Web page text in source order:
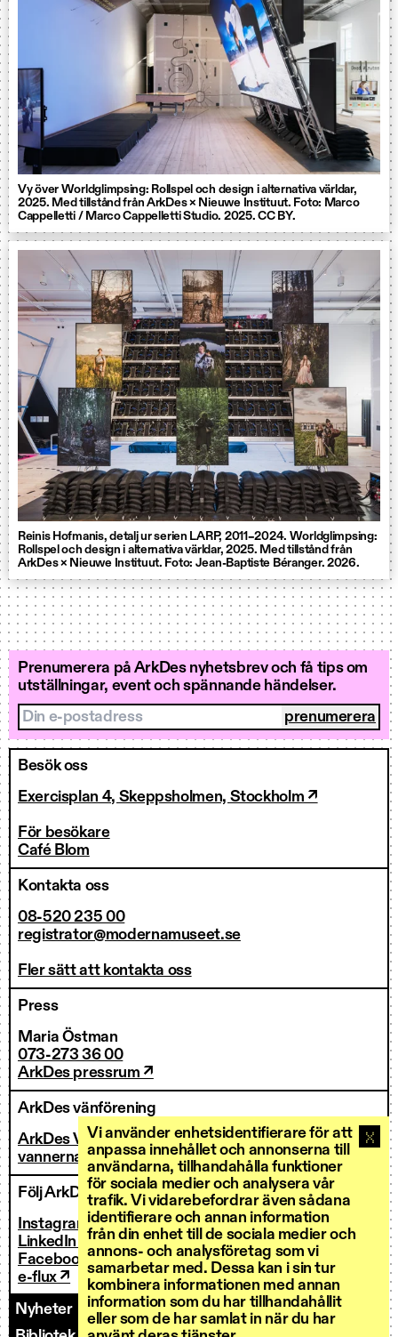
Vi använder enhetsidentifierare för att
anpassa innehållet och annonserna till
användarna, tillhandahålla funktioner
för sociala medier och analysera vår
trafik. Vi vidarebefordrar även sådana
identifierare och annan information
från din enhet till de sociala medier och
annons- och analysföretag som vi
samarbetar med. Dessa kan i sin tur
kombinera informationen med annan
information som du har tillhandahållit
eller som de har samlat in när du har
Vy över Worldglimpsing: Rollspel och design i alternativa världar,
2025. Med tillstånd från ArkDes × Nieuwe Instituut. Foto: Marco
Cappelletti / Marco Cappelletti Studio. 2025. CC BY.
Reinis Hofmanis, detalj ur serien LARP, 2011–2024. Worldglimpsing:
Rollspel och design i alternativa världar, 2025. Med tillstånd från
ArkDes × Nieuwe Instituut. Foto: Jean-Baptiste Béranger. 2026.
Prenumerera på ArkDes nyhetsbrev och få tips om
utställningar, event och spännande händelser.
Din e-postadress
Besök oss
Exercisplan 4, Skeppsholmen, Stockholm ↗
För besökare
Café Blom
Kontakta oss
08-520 235 00
registrator@modernamuseet.se
Fler sätt att kontakta oss
Press
Maria Östman
073-273 36 00
ArkDes pressrum ↗
ArkDes vänförening
ArkDes Vänner
vannerna@arkdes.se
Följ ArkDes
Instagram ↗
LinkedIn ↗
Facebook ↗
e-flux ↗
Nyheter
Kontakt Personal
Fakturering